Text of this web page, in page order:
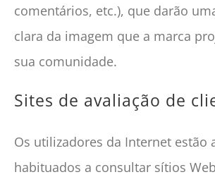
comentários, etc.), que darão
clara da imagem que a marca
sua comunidade.
Sites de avaliação de
Os utilizadores da Internet estão
habituados a consultar sítios Web